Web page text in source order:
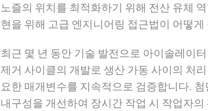
노즐의 위치를 최적화하기 위해 전산 유체
현을 위해 고급 엔지니어링 접근법이 어떻
최근 몇 년 동안 기술 발전으로 아이솔레이
제거 사이클의 개발로 생산 가동 사이의 처
요한 매개변수를 지속적으로 검증합니다.
내구성을 개선하여 장시간 작업 시 작업자